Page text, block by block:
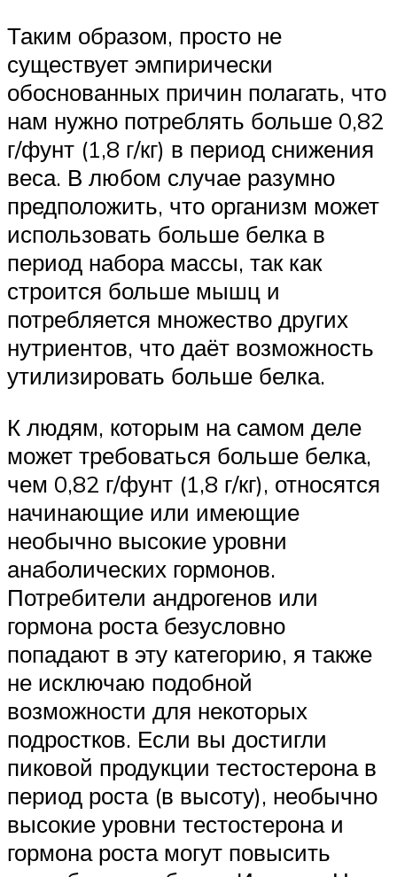
Таким образом, просто не
существует эмпирически
обоснованных причин полагать, что
нам нужно потреблять больше 0,82
г/фунт (1,8 г/кг) в период снижения
веса. В любом случае разумно
предположить, что организм может
использовать больше белка в
период набора массы, так как
строится больше мышц и
потребляется множество других
нутриентов, что даёт возможность
утилизировать больше белка.
К людям, которым на самом деле
может требоваться больше белка,
чем 0,82 г/фунт (1,8 г/кг), относятся
начинающие или имеющие
необычно высокие уровни
анаболических гормонов.
Потребители андрогенов или
гормона роста безусловно
попадают в эту категорию, я также
не исключаю подобной
возможности для некоторых
подростков. Если вы достигли
пиковой продукции тестостерона в
период роста (в высоту), необычно
высокие уровни тестостерона и
гормона роста могут повысить